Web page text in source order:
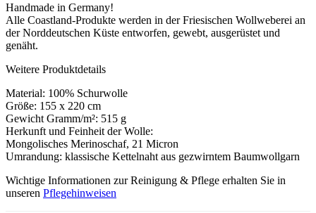
Handmade in Germany!
Alle Coastland-Produkte werden in der Friesischen Wollweberei an
der Norddeutschen Küste entworfen, gewebt, ausgerüstet und
genäht.
Weitere Produktdetails
Material: 100% Schurwolle
Größe: 155 x 220 cm
Gewicht Gramm/m²: 515 g
Herkunft und Feinheit der Wolle:
Mongolisches Merinoschaf, 21 Micron
Umrandung: klassische Kettelnaht aus gezwirntem Baumwollgarn
Wichtige Informationen zur Reinigung & Pflege erhalten Sie in
unseren Pflegehinweisen